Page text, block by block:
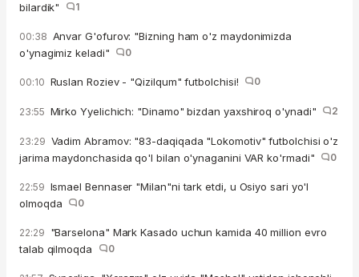
bilardik"
1
00:38 Anvar G'ofurov: "Bizning ham o'z maydonimizda
o'ynagimiz keladi"
0
00:10 Ruslan Roziev - "Qizilqum" futbolchisi! 0
23:55 Mirko Yyelichich: "Dinamo" bizdan yaxshiroq o'ynadi" 2
23:29 Vadim Abramov: "83-daqiqada "Lokomotiv" futbolchisi o'z
jarima maydonchasida qo'l bilan o'ynaganini VAR ko'rmadi"
0
22:59 Ismael Bennaser "Milan"ni tark etdi, u Osiyo sari yo'l
olmoqda
0
22:29 "Barselona" Mark Kasado uchun kamida 40 million evro
talab qilmoqda
0